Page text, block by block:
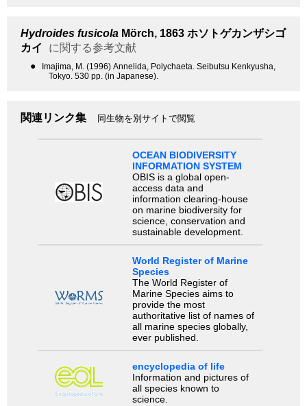
Hydroides fusicola Mörch, 1863 ホソトゲカンザシゴ
カイ
に関する参考文献
●
Imajima, M. (1996) Annelida, Polychaeta. Seibutsu Kenkyusha,
Tokyo. 530 pp. (in Japanese).
関連リンク集 同生物を別サイトで閲覧
OCEAN BIODIVERSITY
INFORMATION SYSTEM
OBIS is a global open-
access data and
information clearing-house
on marine biodiversity for
science, conservation and
sustainable development.
World Register of Marine
Species
The World Register of
Marine Species aims to
provide the most
authoritative list of names of
all marine species globally,
ever published.
encyclopedia of life
Information and pictures of
all species known to
science.